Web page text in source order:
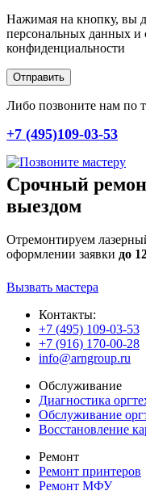
Нажимая на кнопку, вы
персональных данных и
конфиденциальности
Отправить
Либо позвоните нам по
+7 (495)109-03-53
Срочный
выездом
Отремонтируем
оформлении заявки до
Вызвать мастера
Контакты:
+7 (495) 109-03-53
+7 (916) 170-00-28
info@arngroup.ru
Обслуживание
Диагностика
Обслуживание
Восстановление
Ремонт
Ремонт принтеров
Ремонт МФУ